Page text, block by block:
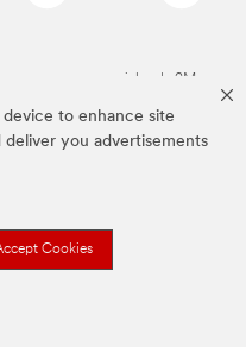
to enhance site
deliver you advertisements
Cookies
marcas comerciales de 3M.